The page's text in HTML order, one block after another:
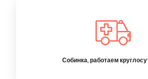
Собинка, работаем